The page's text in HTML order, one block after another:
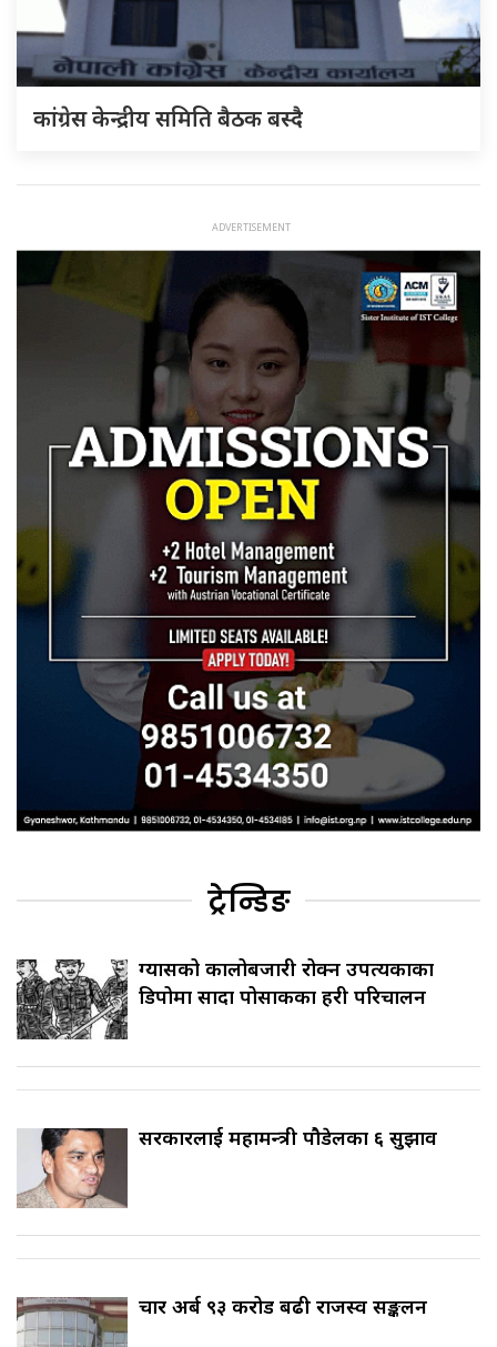
कांग्रेस केन्द्रीय समिति बैठक बस्दै
ट्रेन्डिङ
ग्यासको कालोबजारी रोक्न उपत्यकाका
डिपोमा सादा पोसाकका प्रहरी परिचालन
सरकारलाई महामन्त्री पौडेलका ६ सुझाव
चार अर्ब ९३ करोड बढी राजस्व सङ्कलन